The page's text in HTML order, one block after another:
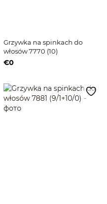
Grzywka na spinkach do
włosów 7770 (10)
€0